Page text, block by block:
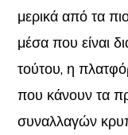
μερικά από τα
μέσα που είναι
τούτου, η
που κάνουν τα
συναλλαγών